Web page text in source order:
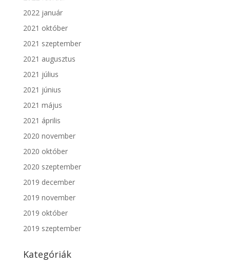
2022 január
2021 október
2021 szeptember
2021 augusztus
2021 július
2021 június
2021 május
2021 április
2020 november
2020 október
2020 szeptember
2019 december
2019 november
2019 október
2019 szeptember
Kategóriák